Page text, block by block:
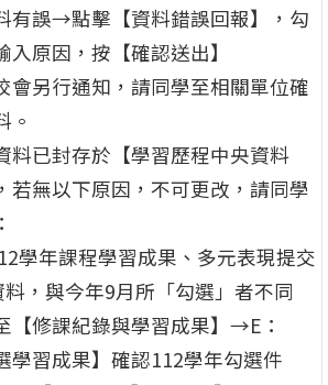
有誤→點擊【資料錯誤回報】，勾
入原因，按【確認送出】
另行通知，請同學至相關單位確
。
料已封存於【學習歷程中央資料
若無以下原因，不可更改，請同學
學年課程學習成果、多元表現提交
料，與今年9月所「勾選」者不同
【修課紀錄與學習成果】→E：
學習成果】確認112學年勾選件